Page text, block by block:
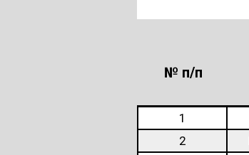
№ п/п
1
2